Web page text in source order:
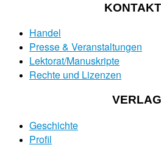
Handel
Presse & Veranstaltungen
Lektorat/Manuskripte
Rechte und Lizenzen
VERLAG
Geschichte
Profil